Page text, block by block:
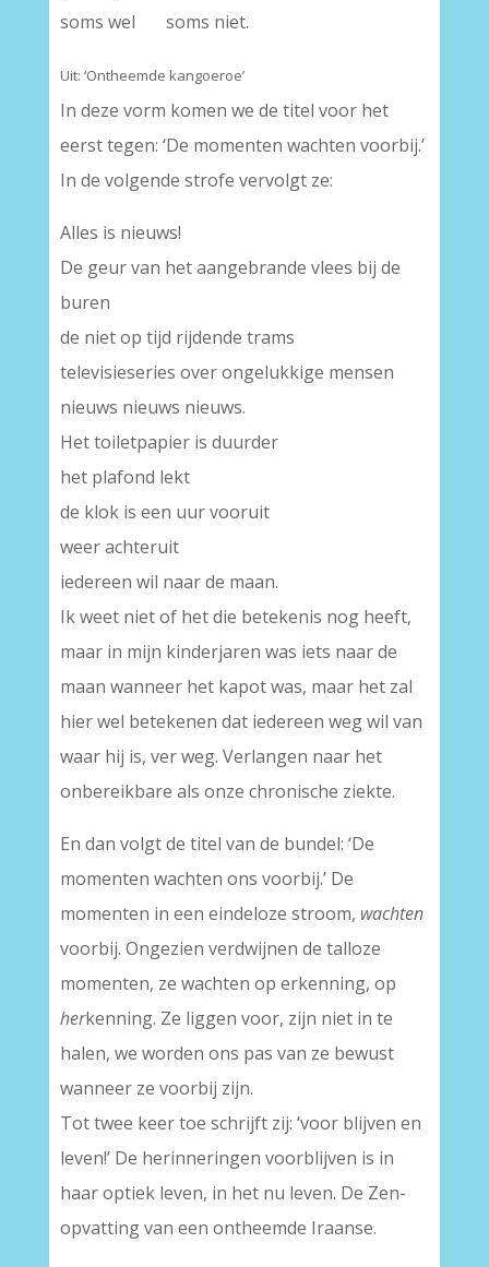
soms wel soms niet.
Uit: ‘Ontheemde kangoeroe’
In deze vorm komen we de titel voor het
eerst tegen: ‘De momenten wachten voorbij.’
In de volgende strofe vervolgt ze:
Alles is nieuws!
De geur van het aangebrande vlees bij de
buren
de niet op tijd rijdende trams
televisieseries over ongelukkige mensen
nieuws nieuws nieuws.
Het toiletpapier is duurder
het plafond lekt
de klok is een uur vooruit
weer achteruit
iedereen wil naar de maan.
Ik weet niet of het die betekenis nog heeft,
maar in mijn kinderjaren was iets naar de
maan wanneer het kapot was, maar het zal
hier wel betekenen dat iedereen weg wil van
waar hij is, ver weg. Verlangen naar het
onbereikbare als onze chronische ziekte.
En dan volgt de titel van de bundel: ‘De
momenten wachten ons voorbij.’ De
momenten in een eindeloze stroom, wachten
voorbij. Ongezien verdwijnen de talloze
momenten, ze wachten op erkenning, op
herkenning. Ze liggen voor, zijn niet in te
halen, we worden ons pas van ze bewust
wanneer ze voorbij zijn.
Tot twee keer toe schrijft zij: ‘voor blijven en
leven!’ De herinneringen voorblijven is in
haar optiek leven, in het nu leven. De Zen-
opvatting van een ontheemde Iraanse.